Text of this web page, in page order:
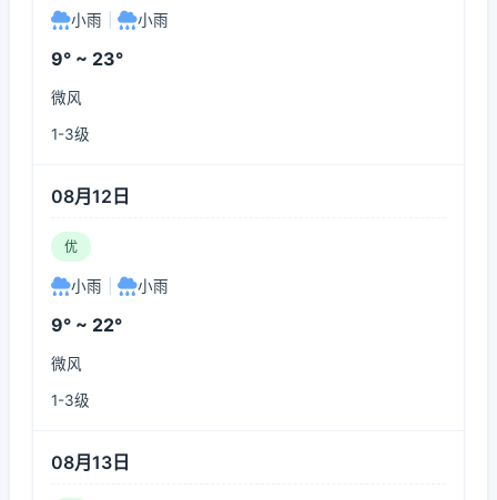
小雨 小雨
9° ~ 23°
微风
1-3级
08月12日
优
小雨 小雨
9° ~ 22°
微风
1-3级
08月13日